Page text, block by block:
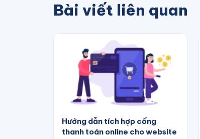
Bài viết liên quan
Hướng dẫn tích hợp cổng
thanh toán online cho website